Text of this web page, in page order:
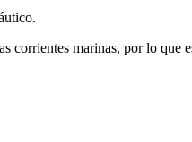
corrientes marinas, por lo que